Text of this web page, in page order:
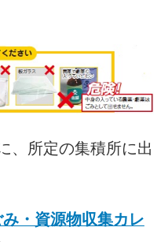
、所定の集積所に出
み・資源物収集カレ